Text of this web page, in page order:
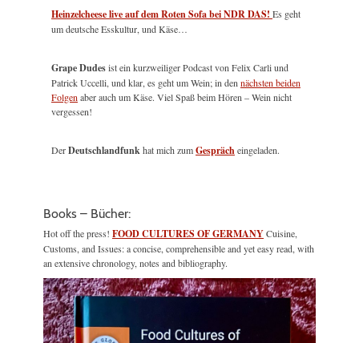
Heinzelcheese live auf dem Roten Sofa bei NDR DAS! Es geht
um deutsche Esskultur, und Käse…
Grape Dudesist ein kurzweiliger Podcast von Felix Carli und
Patrick Uccelli, und klar, es geht um Wein; in den nächsten beiden
Folgen aber auch um Käse. Viel Spaß beim Hören – Wein nicht
vergessen!
DerDeutschlandfunkhat mich zumGesprächeingeladen.
Books – Bücher:
Hot off the press! FOOD CULTURES OF GERMANYCuisine,
Customs, and Issues: a concise, comprehensible and yet easy read, with
an extensive chronology, notes and bibliography.